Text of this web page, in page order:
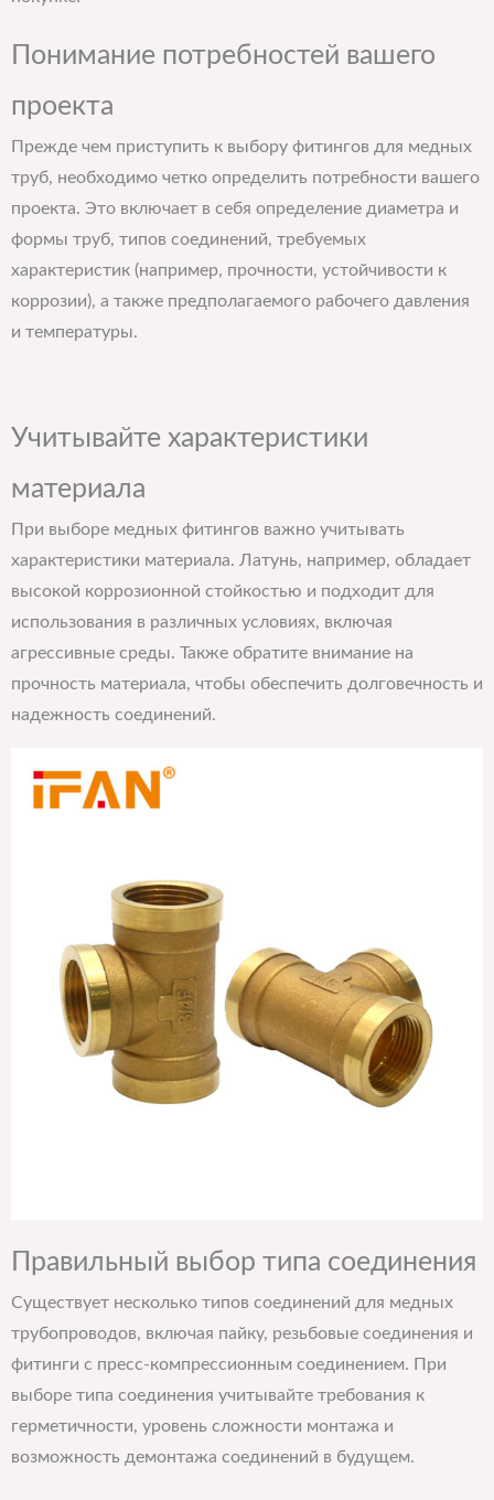
Понимание потребностей вашего
проекта
Прежде чем приступить к выбору фитингов для медных
труб, необходимо четко определить потребности вашего
проекта. Это включает в себя определение диаметра и
формы труб, типов соединений, требуемых
характеристик (например, прочности, устойчивости к
коррозии), а также предполагаемого рабочего давления
и температуры.
Учитывайте характеристики
материала
При выборе медных фитингов важно учитывать
характеристики материала. Латунь, например, обладает
высокой коррозионной стойкостью и подходит для
использования в различных условиях, включая
агрессивные среды. Также обратите внимание на
прочность материала, чтобы обеспечить долговечность и
надежность соединений.
Правильный выбор типа соединения
Существует несколько типов соединений для медных
трубопроводов, включая пайку, резьбовые соединения и
фитинги с пресс-компрессионным соединением. При
выборе типа соединения учитывайте требования к
герметичности, уровень сложности монтажа и
возможность демонтажа соединений в будущем.